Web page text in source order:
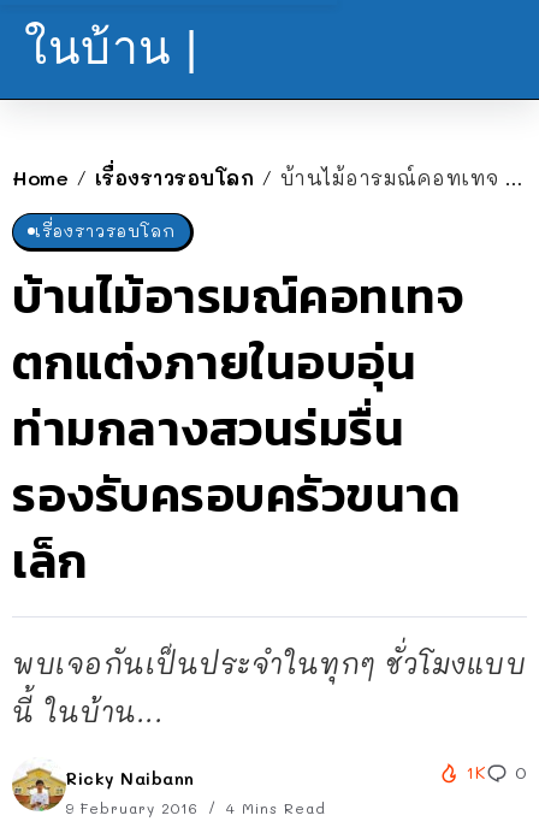
ในบ้าน |
Home / เรื่องราวรอบโลก / บ้านไม้อารมณ์คอทเทจ ตกแต่งภายในอบอุ่นท่ามกลางสวนร่มรื่น รองรับครอบครัวขนาดเล็ก
เรื่องราวรอบโลก
บ้านไม้อารมณ์คอทเทจ
ตกแต่งภายในอบอุ่น
ท่ามกลางสวนร่มรื่น
รองรับครอบครัวขนาด
เล็ก
พบเจอกันเป็นประจำในทุกๆ ชั่วโมงแบบ
นี้ ในบ้าน...
Ricky Naibann
9 February 2016 4 Mins Read
1K 0